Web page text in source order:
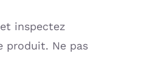
inspectez
produit. Ne pas